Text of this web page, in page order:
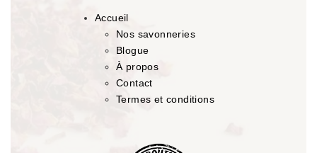
Accueil
Nos savonneries
Blogue
À propos
Contact
Termes et conditions